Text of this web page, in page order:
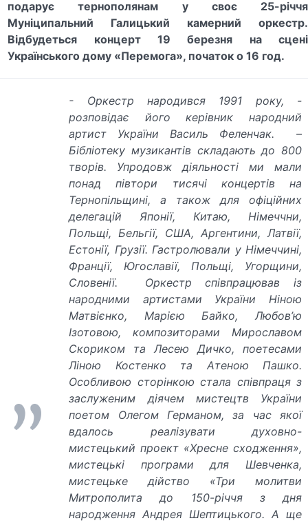
подарує тернополянам у своє 25-річчя
Муніципальний Галицький камерний оркестр.
Відбудеться концерт 19 березня на сцені
Українського дому «Перемога», початок о 16 год.
- Оркестр народився 1991 року, -
розповідає його керівник народний
артист України Василь Феленчак. –
Бібліотеку музикантів складають до 800
творів. Упродовж діяльності ми мали
понад півтори тисячі концертів на
Тернопільщині, а також для офіційних
делегацій Японії, Китаю, Німеччни,
Польщі, Бельгії, США, Аргентини, Латвії,
Естонії, Грузії. Гастролювали у Німеччині,
Франції, Югославії, Польщі, Угорщини,
Словенії. Оркестр співпрацював із
народними артистами України Ніною
Матвієнко, Марією Байко, Любов’ю
Ізотовою, композиторами Мирославом
Скориком та Лесею Дичко, поетесами
Ліною Костенко та Атеною Пашко.
Особливою сторінкою стала співпраця з
заслуженим діячем мистецтв України
поетом Олегом Германом, за час якої
вдалось реалізувати духовно-
мистецький проект «Хресне сходження»,
мистецькі програми для Шевченка,
мистецьке дійство «Три молитви
Митрополита до 150-річчя з дня
народження Андрея Шептицького. А ще